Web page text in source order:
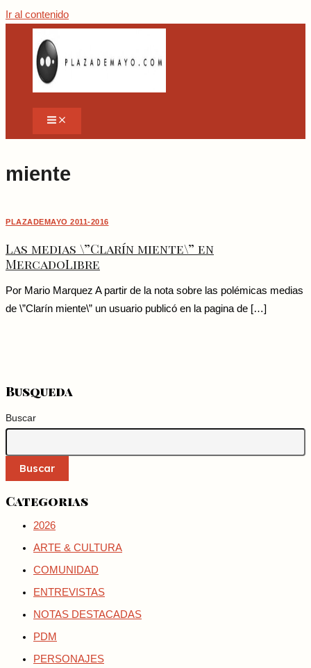
Ir al contenido
miente
PLAZADEMAYO 2011-2016
Las medias \”Clarín miente\” en
MercadoLibre
Por Mario Marquez A partir de la nota sobre las polémicas medias
de \”Clarín miente\” un usuario publicó en la pagina de […]
Busqueda
Buscar
Buscar
Categorias
2026
ARTE & CULTURA
COMUNIDAD
ENTREVISTAS
NOTAS DESTACADAS
PDM
PERSONAJES